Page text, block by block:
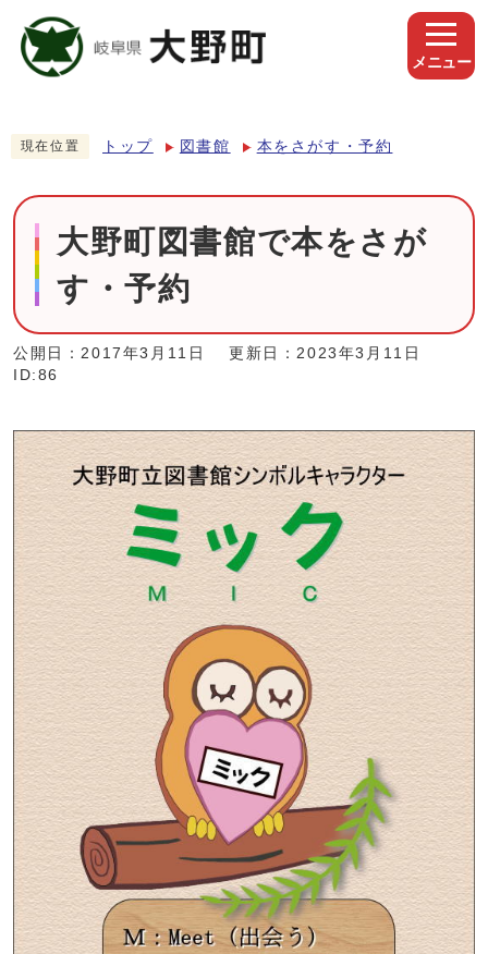
メニュー
現在位置 トップ 図書館 本をさがす・予約
大野町図書館で本をさが
す・予約
公開日：2017年3月11日
更新日：2023年3月11日
ID:86